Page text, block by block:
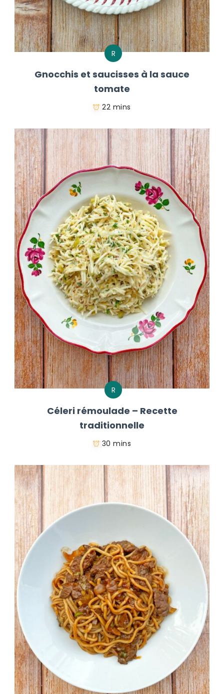
R
Gnocchis et saucisses à la sauce
tomate
22 mins
R
Céleri rémoulade – Recette
traditionnelle
30 mins